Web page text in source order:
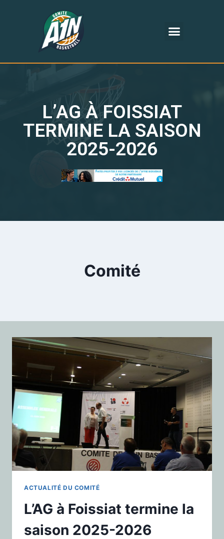
L’AG À FOISSIAT
TERMINE LA SAISON
2025-2026
Comité
ACTUALITÉ DU COMITÉ
L’AG à Foissiat termine la
saison 2025-2026